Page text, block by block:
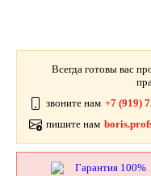
Всегда готовы вас
звоните нам +7 (919)
пишите нам
Гарантия 100%